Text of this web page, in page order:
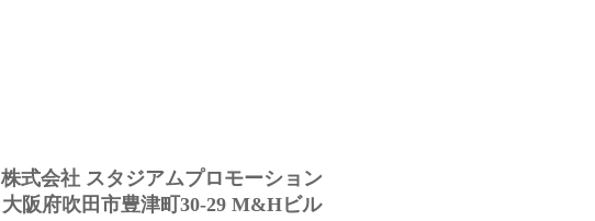
株式会社 スタジアムプロモーション
大阪府吹田市豊津町30-29 M&Hビル